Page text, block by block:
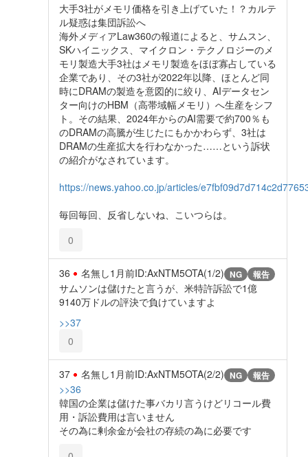
大手3社がメモリ価格を引き上げていた！？カルテ
ル疑惑は集団訴訟へ
海外メディアLaw360の報道によると、サムスン、
SKハイニックス、マイクロン・テクノロジーのメ
モリ製造大手3社はメモリ製造をほぼ寡占している
企業であり、その3社が2022年以降、ほとんど同
時にDRAMの製造を意図的に絞り、AIデータセン
ター向けのHBM（高帯域幅メモリ）へ生産をシフ
ト。その結果、2024年からのAI需要で約700％も
のDRAMの高騰が生じたにもかかわらず、3社は
DRAMの生産拡大を行わなかった……という訴状
の紹介がなされています。
https://news.yahoo.co.jp/articles/
毎回毎回、反省しないね、こいつらは。
0
36 名無し1月前ID:AxNTM5OTA(1/2) NG 報告
サムソンは儲けたと言うが、米特許訴訟で1億
9140万ドルの評決で負けていますよ
>>37
0
37 名無し1月前ID:AxNTM5OTA(2/2) NG 報告
>>36
韓国の企業は儲けた事バカリ言うけどリコール費
用・訴訟費用は言いません
その為に剰余金が会社の存続の為に必要です